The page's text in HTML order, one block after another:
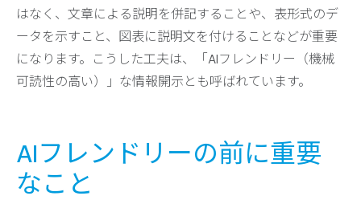
はなく、文章による説明を併記することや、表形式のデ
ータを示すこと、図表に説明文を付けることなどが重要
になります。こうした工夫は、「AIフレンドリー（機械
可読性の高い）」な情報開示とも呼ばれています。
AIフレンドリーの前に重要
なこと